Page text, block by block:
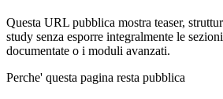
Questa URL pubblica mostra teaser,
study senza esporre integralmente le
documentate o i moduli avanzati.
Perche' questa pagina resta pubblica